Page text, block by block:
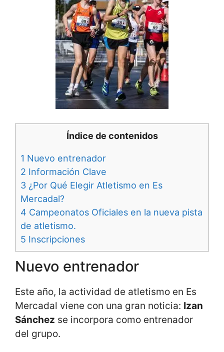
Índice de contenidos
1 Nuevo entrenador
2 Información Clave
3 ¿Por Qué Elegir Atletismo en Es
Mercadal?
4 Campeonatos Oficiales en la nueva pista
de atletismo.
5 Inscripciones
Nuevo entrenador
Este año, la actividad de atletismo en Es
Mercadal viene con una gran noticia: Izan
Sánchez se incorpora como entrenador
del grupo.